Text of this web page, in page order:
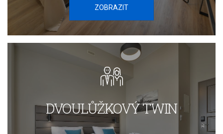
ZOBRAZIT
DVOULŮŽKOVÝ TWIN